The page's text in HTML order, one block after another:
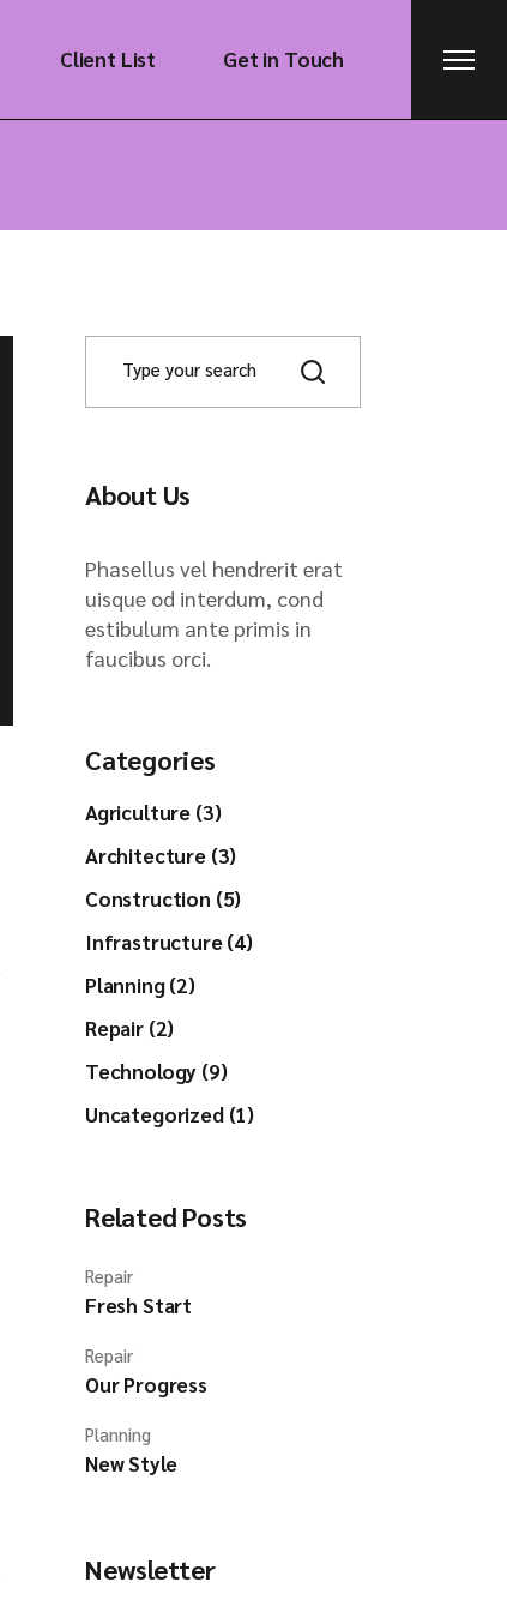
Client List Get in Touch
About Us
Phasellus vel hendrerit erat
uisque od interdum, cond
estibulum ante primis in
faucibus orci.
Categories
Agriculture (3)
Architecture (3)
Construction (5)
Infrastructure (4)
Planning (2)
Repair (2)
Technology (9)
Uncategorized (1)
Related Posts
Repair
Fresh Start
Repair
Our Progress
Planning
New Style
Newsletter